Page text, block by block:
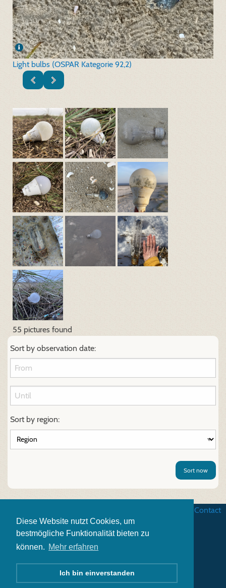
Diese Website nutzt Cookies, um
bestmögliche Funktionalität bieten zu
können. Mehr erfahren
Ich bin einverstanden
Light bulbs (OSPAR Kategorie 92,2)
55 pictures found
Sort by observation date:
Sort by region:
Sort now
Contact